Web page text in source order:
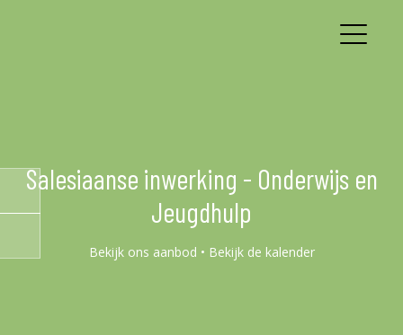
Salesiaanse inwerking - Onderwijs en
Jeugdhulp
Bekijk ons aanbod • Bekijk de kalender